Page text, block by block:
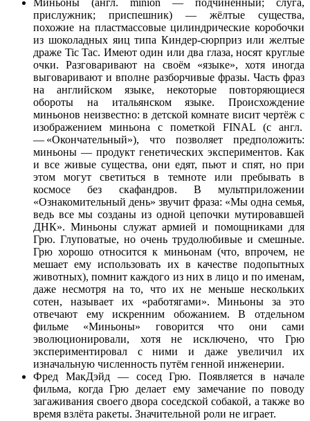
Миньоны (англ. minion — подчинённый; слуга,
прислужник; приспешник) — жёлтые существа,
похожие на пластмассовые цилиндрические коробочки
из шоколадных яиц типа Киндер-сюрприз или желтые
драже Tic Tac. Имеют один или два глаза, носят круглые
очки. Разговаривают на своём «языке», хотя иногда
выговаривают и вполне разборчивые фразы. Часть фраз
на английском языке, некоторые повторяющиеся
обороты на итальянском языке. Происхождение
миньонов неизвестно: в детской комнате висит чертёж с
изображением миньона с пометкой FINAL (с англ.
— «Окончательный»), что позволяет предположить:
миньоны — продукт генетических экспериментов. Как
и все живые существа, они едят, пьют и спят, но при
этом могут светиться в темноте или пребывать в
космосе без скафандров. В мультприложении
«Ознакомительный день» звучит фраза: «Мы одна семья,
ведь все мы созданы из одной цепочки мутировавшей
ДНК». Миньоны служат армией и помощниками для
Грю. Глуповатые, но очень трудолюбивые и смешные.
Грю хорошо относится к миньонам (что, впрочем, не
мешает ему использовать их в качестве подопытных
животных), помнит каждого из них в лицо и по именам,
даже несмотря на то, что их не меньше нескольких
сотен, называет их «работягами». Миньоны за это
отвечают ему искренним обожанием. В отдельном
фильме «Миньоны» говорится что они сами
эволюционировали, хотя не исключено, что Грю
экспериментировал с ними и даже увеличил их
изначальную численность путём генной инженерии.
Фред МакДэйд — сосед Грю. Появляется в начале
фильма, когда Грю делает ему замечание по поводу
загаживания своего двора соседской собакой, а также во
время взлёта ракеты. Значительной роли не играет.